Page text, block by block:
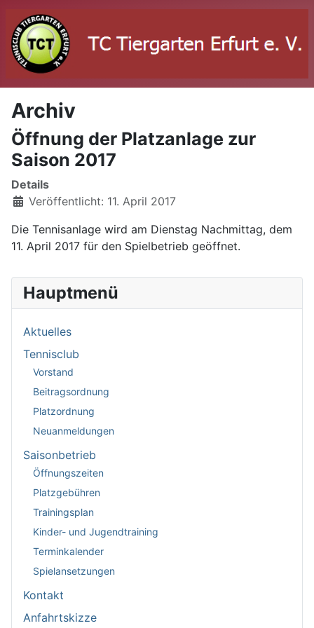
Hauptmenü
Aktuelles
Tennisclub
Vorstand
Beitragsordnung
Platzordnung
Neuanmeldungen
Saisonbetrieb
Öffnungszeiten
Platzgebühren
Trainingsplan
Kinder- und Jugendtraining
Terminkalender
Spielansetzungen
Kontakt
Anfahrtskizze
Archiv
Öffnung der Platzanlage zur
Saison 2017
Details
Veröffentlicht: 11. April 2017
Die Tennisanlage wird am Dienstag Nachmittag, dem
11. April 2017 für den Spielbetrieb geöffnet.